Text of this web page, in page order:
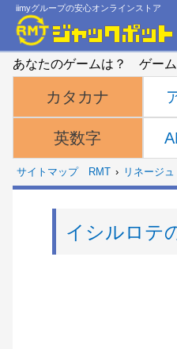
iimyグループの安心オンラインストア
あなたのゲームは？ ゲーム
カタカナ
英数字
サイトマップ RMT リネージ
イシルロテ